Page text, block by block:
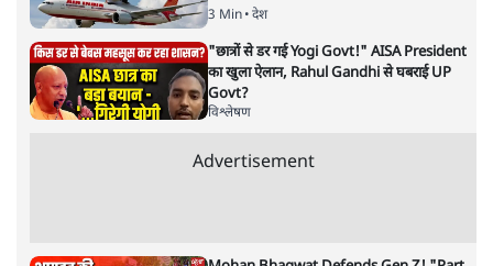
मोदी सरकार ने कोर्ट में कहा : गे मैरिज
सभ्यता के ख़िलाफ़!
देश| विप्लव अवस्थी| 14 SEP, 2020